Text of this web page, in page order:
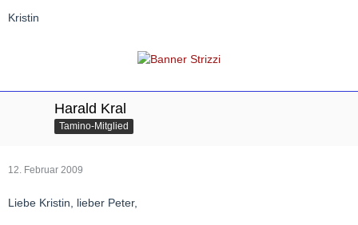
Kristin
Harald Kral
Tamino-Mitglied
12. Februar 2009
Liebe Kristin, lieber Peter,